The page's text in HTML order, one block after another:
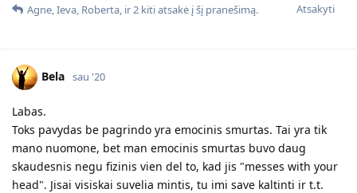
Atsakyti
Agne,Ieva, Roberta, ir2 kitiatsakė į šį pranešimą.
Bela sau '20
Labas.
Toks pavydas be pagrindo yra emocinis smurtas. Tai yra tik
mano nuomone, bet man emocinis smurtas buvo daug
skaudesnis negu fizinis vien del to, kad jis "messes with your
head". Jisai visiskai suvelia mintis, tu imi save kaltinti ir t.t.